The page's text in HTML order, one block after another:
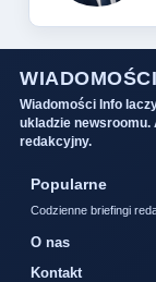
Wiadomości Info
ukladzie newsroomu.
redakcyjny.
Popularne
Codzienne briefingi
O nas
Kontakt